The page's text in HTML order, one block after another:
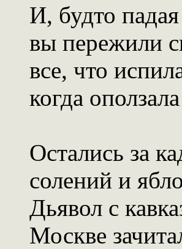
И, будто падая
вы пережили
все, что
когда
Остались за
солений и
Дьявол с
Москве